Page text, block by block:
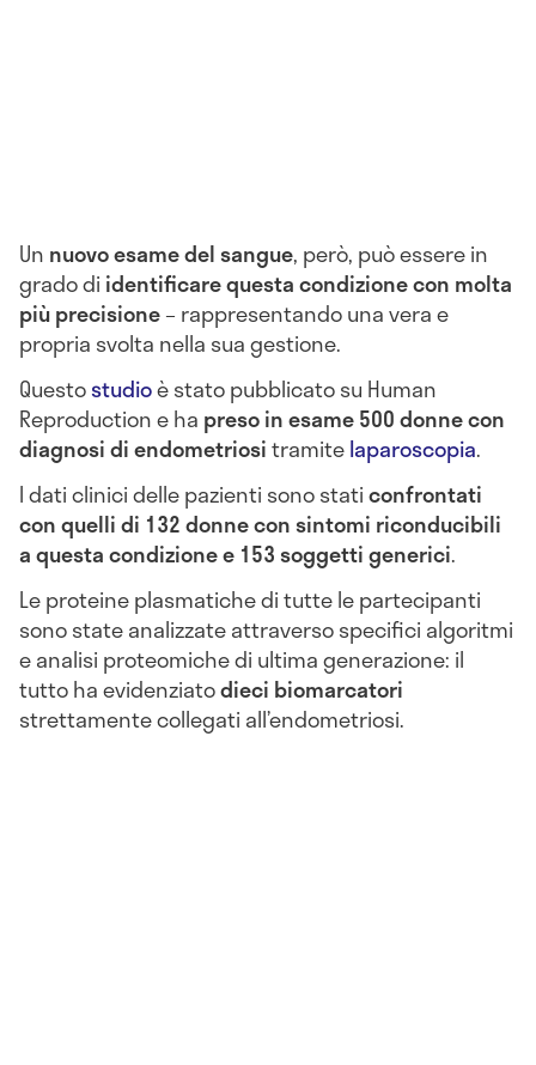
Un nuovo esame del sangue, però, può essere in
grado di identificare questa condizione con molta
più precisione– rappresentando una vera e
propria svolta nella sua gestione.
Questostudioè stato pubblicato su Human
Reproduction e ha preso in esame 500 donne con
diagnosi di endometriositramitelaparoscopia.
I dati clinici delle pazienti sono staticonfrontati
con quelli di 132 donnecon sintomi riconducibili
a questa condizionee 153 soggetti generici.
Le proteine plasmatiche di tutte le partecipanti
sono state analizzate attraverso specifici algoritmi
e analisi proteomiche di ultima generazione: il
tutto ha evidenziatodieci biomarcatori
strettamente collegati all’endometriosi.